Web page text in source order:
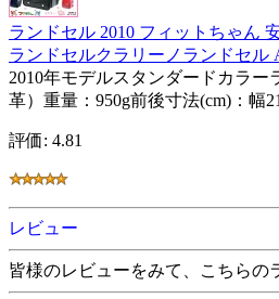
ランドセル 2010 フィットちゃ
ランドセルクラリーノランドセル
2010年モデルスタンダードカラ
革）重量：950g前後寸法(cm)：幅
評価: 4.81
レビュー
皆様のレビューをみて、こちらの